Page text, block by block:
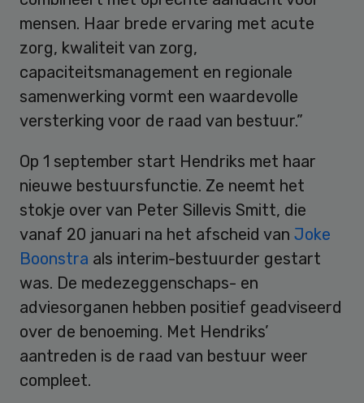
mensen. Haar brede ervaring met acute
zorg, kwaliteit van zorg,
capaciteitsmanagement en regionale
samenwerking vormt een waardevolle
versterking voor de raad van bestuur.”
Op 1 september start Hendriks met haar
nieuwe bestuursfunctie. Ze neemt het
stokje over van Peter Sillevis Smitt, die
vanaf 20 januari na het afscheid van Joke
Boonstra als interim-bestuurder gestart
was. De medezeggenschaps- en
adviesorganen hebben positief geadviseerd
over de benoeming. Met Hendriks’
aantreden is de raad van bestuur weer
compleet.